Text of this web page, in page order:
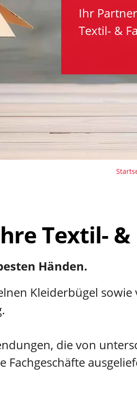
Ihr
Textil- &
Textil-
Händen.
Kleiderbügel sowie
die von